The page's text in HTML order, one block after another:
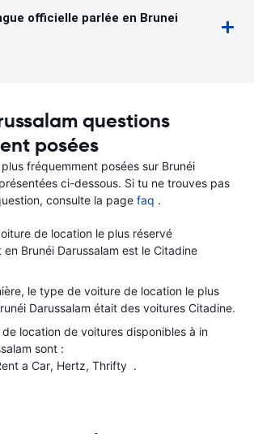
officielle parlée en Brunei
questions
posées
fréquemment posées sur Brunéi
ci-dessous. Si tu ne trouves pas
consulte la page faq .
de location le plus réservé
Brunéi Darussalam est le Citadine
le type de voiture de location le plus
Darussalam était des voitures Citadine.
de location de voitures disponibles à in
sont :
a Car Hertz Thrifty .